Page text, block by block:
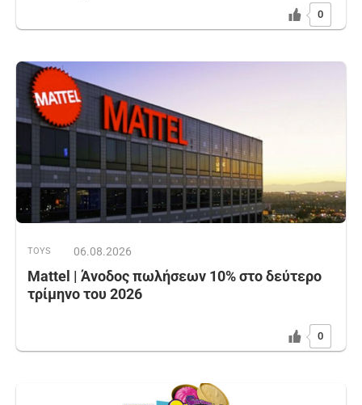
0
TOYS 06.08.2026
Mattel | Άνοδος πωλήσεων 10% στο δεύτερο
τρίμηνο του 2026
0